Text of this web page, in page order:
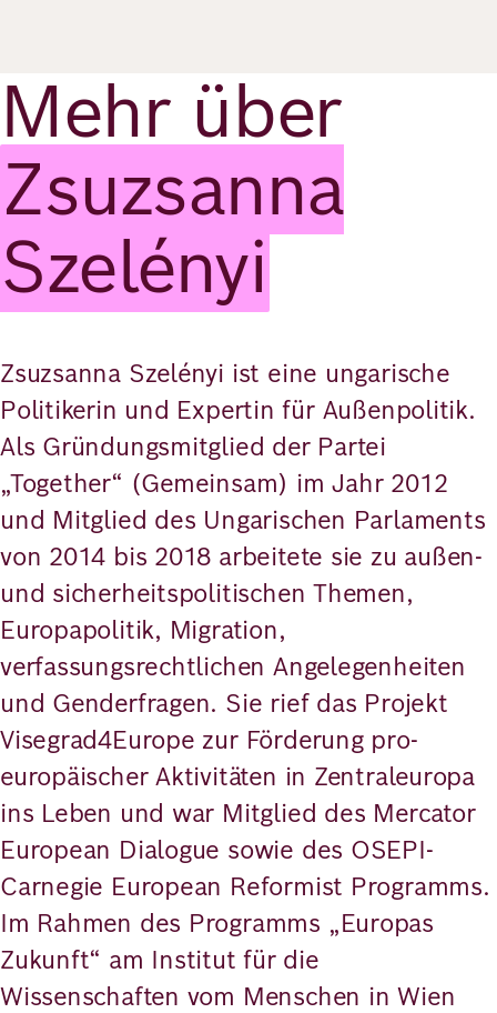
Deutsch Englisch
Mehr über
Zsuzsanna
Szelényi
Zsuzsanna Szelényi ist eine ungarische
Politikerin und Expertin für Außenpolitik.
Als Gründungsmitglied der Partei
„Together“ (Gemeinsam) im Jahr 2012
und Mitglied des Ungarischen Parlaments
von 2014 bis 2018 arbeitete sie zu außen-
und sicherheitspolitischen Themen,
Europapolitik, Migration,
verfassungsrechtlichen Angelegenheiten
und Genderfragen. Sie rief das Projekt
Visegrad4Europe zur Förderung pro-
europäischer Aktivitäten in Zentraleuropa
ins Leben und war Mitglied des Mercator
European Dialogue sowie des OSEPI-
Carnegie European Reformist Programms.
Im Rahmen des Programms „Europas
Zukunft“ am Institut für die
Wissenschaften vom Menschen in Wien